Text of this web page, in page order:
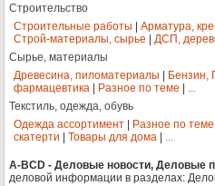
Строительство
Строительные работы
Арматура,
Строй-материалы, сырье
ДСП,
Сырье, материалы
Древесина, пиломатериалы
Бензин,
фармацевтика
Разное по теме
...
Текстиль, одежда, обувь
Одежда ассортимент
Разное по теме
скатерти
Товары для дома ...
A-BCD - Деловые новости, Деловые
деловой информации в разделах: